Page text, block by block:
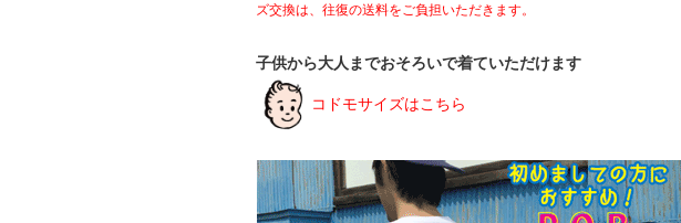
ズ交換は、往復の送料をご負担いただきます。
子供から大人までおそろいで着ていただけます
コドモサイズはこちら